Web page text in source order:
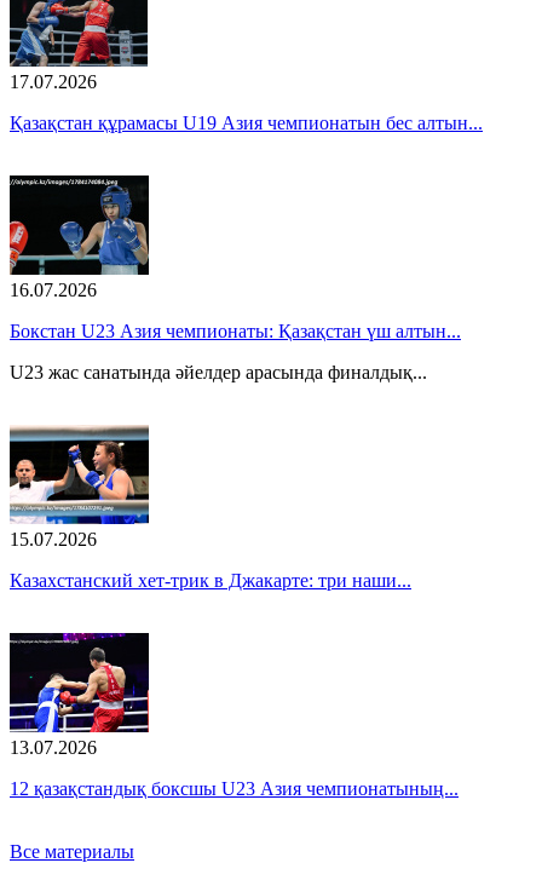
17.07.2026
Қазақстан құрамасы U19 Азия чемпионатын бес алтын...
16.07.2026
Бокстан U23 Азия чемпионаты: Қазақстан үш алтын...
U23 жас санатында әйелдер арасында финалдық...
15.07.2026
Казахстанский хет-трик в Джакарте: три наши...
13.07.2026
12 қазақстандық боксшы U23 Азия чемпионатының...
Все материалы